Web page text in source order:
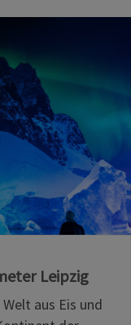
Leipzig
aus Eis und